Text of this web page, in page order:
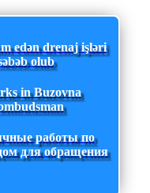
edən drenaj işləri
olub
in Buzovna
работы по
для обращения